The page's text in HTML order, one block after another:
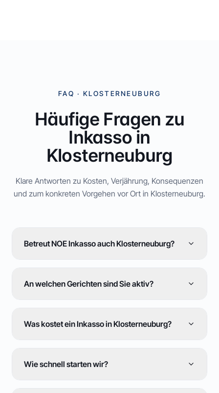
FAQ · KLOSTERNEUBURG
Häufige Fragen zu
Inkasso in
Klosterneuburg
Klare Antworten zu Kosten, Verjährung, Konsequenzen
und zum konkreten Vorgehen vor Ort in Klosterneuburg.
Betreut NOE Inkasso auch Klosterneuburg?
An welchen Gerichten sind Sie aktiv?
Was kostet ein Inkasso in Klosterneuburg?
Wie schnell starten wir?